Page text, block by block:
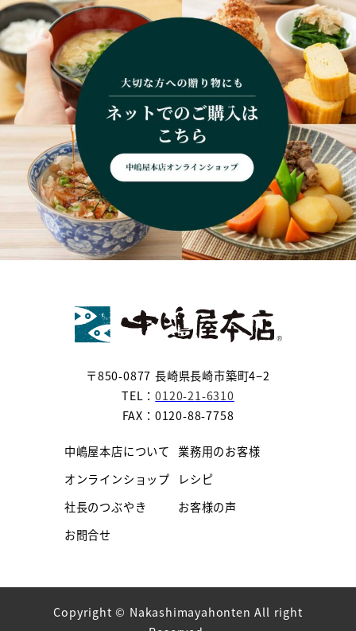
〒850-0877 長崎県長崎市築町4−2
TEL：0120-21-6310
FAX：0120-88-7758
中嶋屋本店について
業務用のお客様
オンラインショップ
レシピ
社長のつぶやき
お客様の声
お問合せ
Copyright © Nakashimayahonten All right